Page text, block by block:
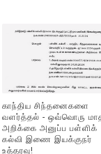
காந்திய சிந்தனைகளை
வளர்த்தல் - ஒவ்வொரு
அறிக்கை அனுப்ப பள்ளிக்
கல்வி இணை இயக்குநர்
உத்தரவு!